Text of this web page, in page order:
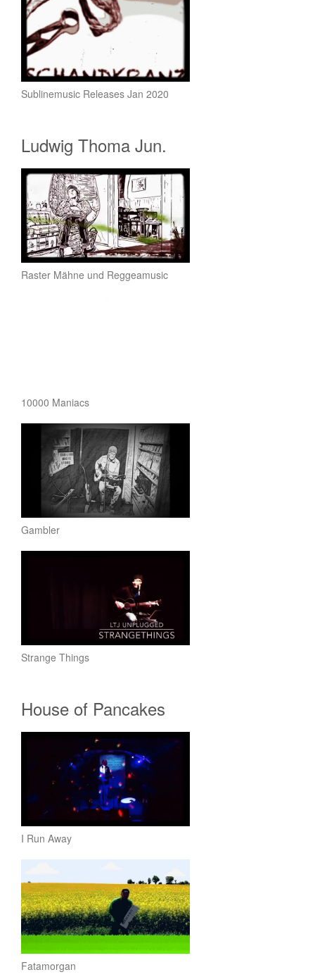
Sublinemusic Releases Jan 2020
Ludwig Thoma Jun.
Raster Mähne und Reggeamusic
10000 Maniacs
Gambler
Strange Things
House of Pancakes
I Run Away
Fatamorgan